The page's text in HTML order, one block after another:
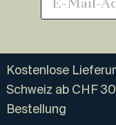
Kostenlose
Schweiz ab CHF
Bestellung